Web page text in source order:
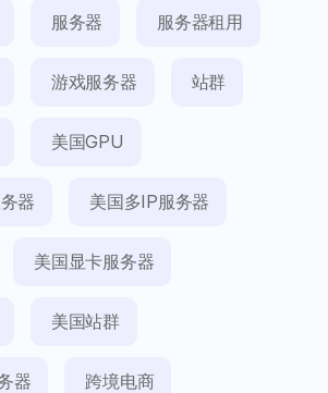
服务器 服务器租用
游戏服务器 站群
美国GPU
器 美国多IP服务器
美国显卡服务器
美国站群
器 跨境电商